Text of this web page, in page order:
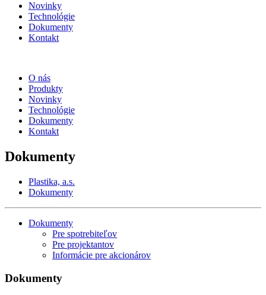
Novinky
Technológie
Dokumenty
Kontakt
O nás
Produkty
Novinky
Technológie
Dokumenty
Kontakt
Dokumenty
Plastika, a.s.
Dokumenty
Dokumenty
Pre spotrebiteľov
Pre projektantov
Informácie pre akcionárov
Dokumenty